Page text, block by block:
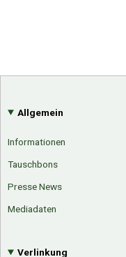
Allgemein
Informationen
Tauschbons
Presse News
Mediadaten
Verlinkung